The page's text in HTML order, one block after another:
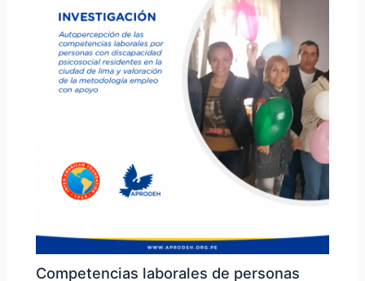
Competencias laborales de personas